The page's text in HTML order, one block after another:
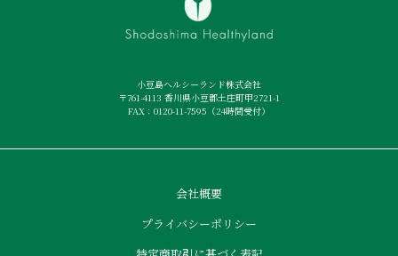
小豆島ヘルシーランド株式会社
〒761-4113 香川県小豆郡土庄町甲2721-1
FAX：0120-11-7595（24時間受付）
会社概要
プライバシーポリシー